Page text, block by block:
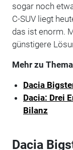
sogar noch
C-SUV liegt
das ist enorm.
günstigere
Mehr zu Thema
Dacia
Dacia: Drei
Bilanz
Dacia